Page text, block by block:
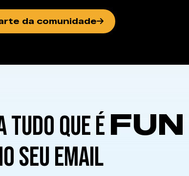
da comunidade
TUDO QUE ÉFUN
SEU EMAIL